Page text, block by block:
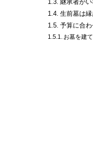
継承者が
生前墓は
予算に合
お墓を建